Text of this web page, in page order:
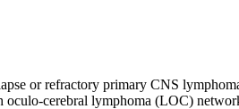
or refractory primary CNS
oculo-cerebral lymphoma (LOC)